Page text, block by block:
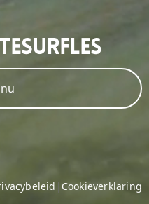
| Cookieverklaring